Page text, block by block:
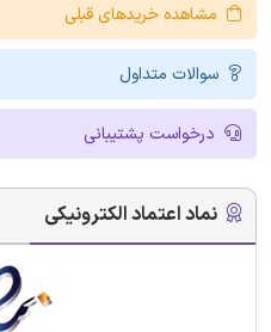
مشاهده خریدهای قبلی
سوالات متداول
درخواست پشتیبانی
نماد اعتماد الکترونیکی